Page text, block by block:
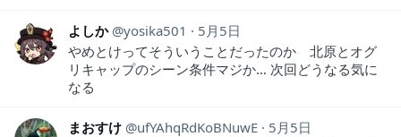
よしか yosika501
5月5日
やめとけってそういうことだったのか 北原とオグ
リキャップのシーン条件マジか… 次回どうなる気に
なる
まおすけ ufYAhqRdKoBNuwE
5月5日